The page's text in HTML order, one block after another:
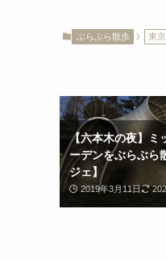
ぶらぶら散歩 東
【六本木の夜】ミ
ーデンをぶらぶら
ジェ】
2019年3月11日